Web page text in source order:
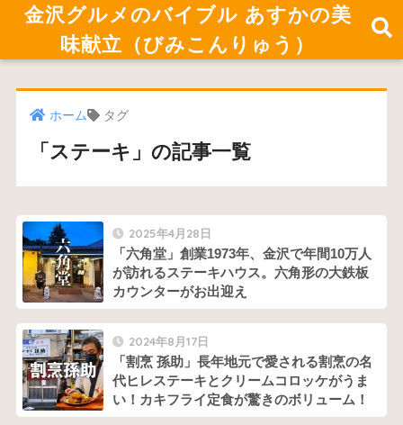
金沢グルメのバイブル あすかの美
味献立（びみこんりゅう）
ホーム タグ
「ステーキ」の記事一覧
2025年4月28日
「六角堂」創業1973年、金沢で年間10万人
が訪れるステーキハウス。六角形の大鉄板
カウンターがお出迎え
2024年8月17日
「割烹 孫助」長年地元で愛される割烹の名
代ヒレステーキとクリームコロッケがうま
い！カキフライ定食が驚きのボリューム！